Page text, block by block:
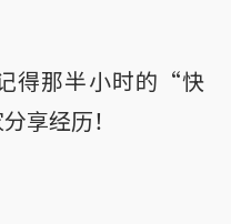
得那半小时的“快
享经历！